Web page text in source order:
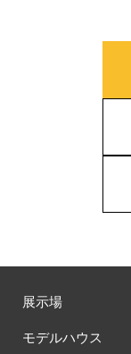
展示場
モデルハウス